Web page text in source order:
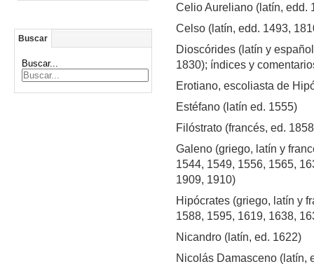
Buscar
Buscar...
Celio Aureliano (latín, edd.
Celso (latín, edd. 1493,
Dioscórides (latín y
1830); índices y
Erotiano, escoliasta de
Estéfano (latín ed. 1555)
Filóstrato (francés, ed.
Galeno (griego, latín y
1544, 1549, 1556, 1565,
1909, 1910)
Hipócrates (griego, latín y
1588, 1595, 1619, 1638,
Nicandro (latín, ed. 1622)
Nicolás Damasceno (latín,